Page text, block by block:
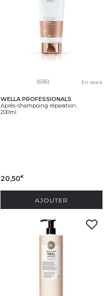
(656) En stock
WELLA PROFESSIONALS
Après-shampoing réparation...
200ml
20,50€
AJOUTER